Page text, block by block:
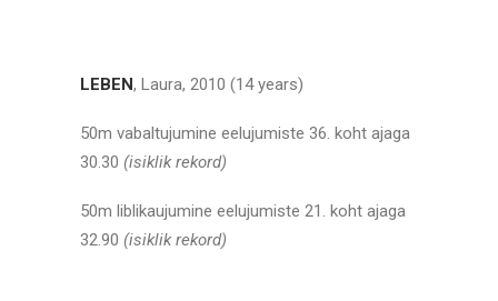
LEBEN, Laura, 2010 (14 years)
50m vabaltujumine eelujumiste 36. koht ajaga
30.30 (isiklik rekord)
50m liblikaujumine eelujumiste 21. koht ajaga
32.90 (isiklik rekord)